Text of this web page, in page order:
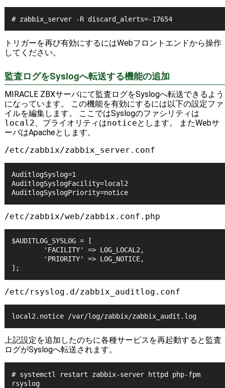
# zabbix_server -R discard_alerts=-17654
トリガーを再び有効にするにはWebフロントエンドから操作
してください。
監査ログをSyslogへ転送する機能の追加
MIRACLE ZBXサーバにて監査ログをSyslogへ転送できるよう
になっています。 この機能を有効にするには以下の設定ファ
イルを編集します。 ここではSyslogのファシリティは
local2 、プライオリティはnoticeとします。 またWebサ
ーバはApacheとします。
/etc/zabbix/zabbix_server.conf
AuditlogSyslog=1
AuditlogSyslogFacility=local2
/etc/zabbix/web/zabbix.conf.php
$AUDITLOG_SYSLOG = [
/etc/rsyslog.d/zabbix_auditlog.conf
local2.notice /var/log/zabbix/zabbix_audit.log
上記設定を追加したのちに各種サービスを再起動すると監査
ログがSyslogへ転送されます。
# systemctl restart zabbix-server httpd php-fpm
rsyslog